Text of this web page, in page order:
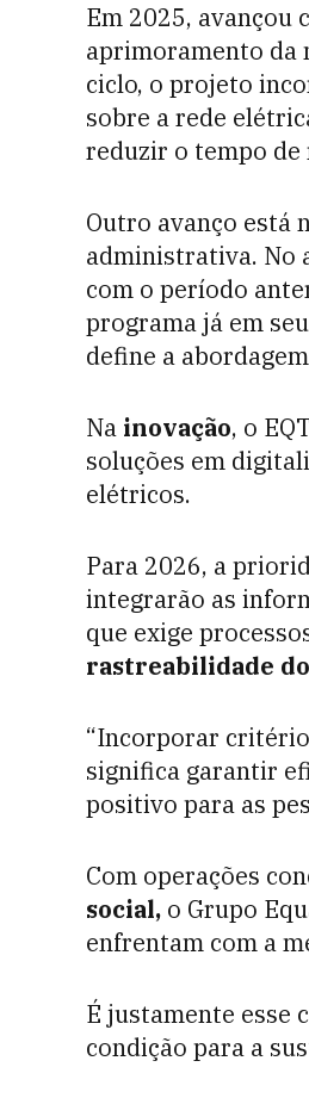
Em 2025, avançou
aprimoramento da
ciclo, o projeto
sobre a rede
reduzir o tempo de
Outro avanço está
administrativa. No
com o período
programa já em
define a
Na inovação, o
soluções em
elétricos.
Para 2026, a
integrarão as
que exige
rastreabilidade
“Incorporar
significa garantir
positivo para as
Com operações
social, o Grupo
enfrentam com a
É justamente esse
condição para a